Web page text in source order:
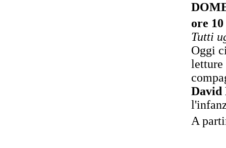
ore 10
Tutti
Oggi
letture
David
A